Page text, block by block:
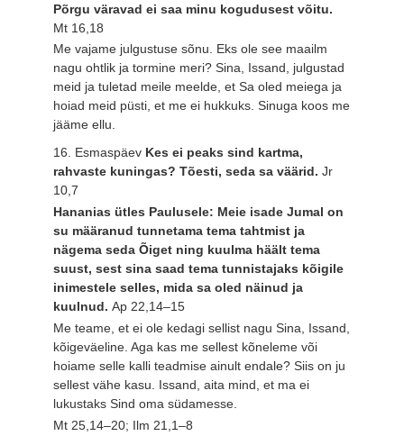
Põrgu väravad ei saa minu kogudusest võitu.
Mt 16,18
Me vajame julgustuse sõnu. Eks ole see maailm
nagu ohtlik ja tormine meri? Sina, Issand, julgustad
meid ja tuletad meile meelde, et Sa oled meiega ja
hoiad meid püsti, et me ei hukkuks. Sinuga koos me
jääme ellu.
16. Esmaspäev Kes ei peaks sind kartma,
rahvaste kuningas? Tõesti, seda sa väärid.Jr
10,7
Hananias ütles Paulusele: Meie isade Jumal on
su määranud tunnetama tema tahtmist ja
nägema seda Õiget ning kuulma häält tema
suust, sest sina saad tema tunnistajaks kõigile
inimestele selles, mida sa oled näinud ja
kuulnud.Ap 22,14–15
Me teame, et ei ole kedagi sellist nagu Sina, Issand,
kõigeväeline. Aga kas me sellest kõneleme või
hoiame selle kalli teadmise ainult endale? Siis on ju
sellest vähe kasu. Issand, aita mind, et ma ei
lukustaks Sind oma südamesse.
Mt 25,14–20; Ilm 21,1–8